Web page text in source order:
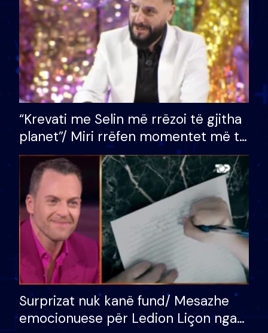
“Krevati me Selin më rrëzoi të gjitha
planet”/ Miri rrëfen momentet më të
bukura në shtëpinë e BB VIP: Do më
mungojë zilja e mëngjesit kur…
Surprizat nuk kanë fund/ Mesazhe
emocionuese për Ledion Liçon nga